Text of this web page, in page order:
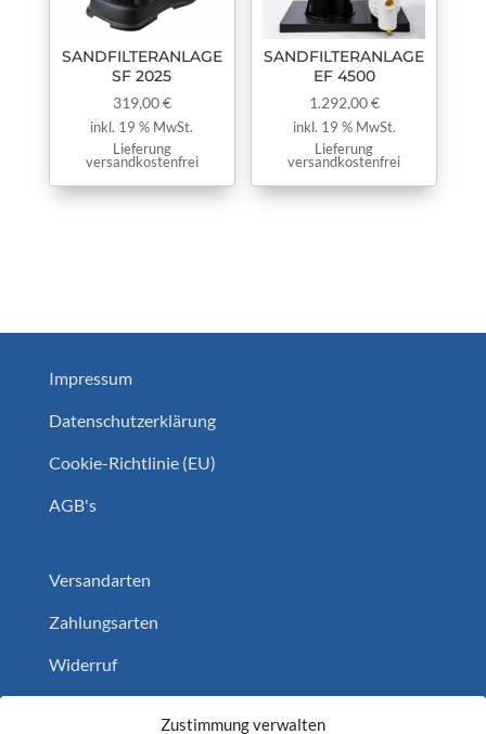
Zustimmung verwalten
SANDFILTERANLAGE
SF 2025
319,00€
inkl. 19 % MwSt.
Lieferung
versandkostenfrei
SANDFILTERANLAGE
EF 4500
1.292,00€
inkl. 19 % MwSt.
Lieferung
versandkostenfrei
Impressum
Datenschutzerklärung
Cookie-Richtlinie (EU)
AGB's
Versandarten
Zahlungsarten
Widerruf